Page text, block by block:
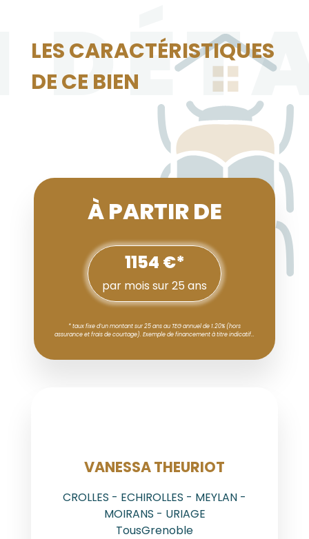
LES CARACTÉRISTIQUES
DE CE BIEN
À PARTIR DE
1154 €*
par mois sur 25 ans
* taux fixe d’un montant sur 25 ans au TEG annuel de 1.20% (hors
assurance et frais de courtage). Exemple de financement à titre indicatif…
AGENT
VANESSA THEURIOT
CROLLES - ECHIROLLES - MEYLAN -
MOIRANS - URIAGE
TousGrenoble